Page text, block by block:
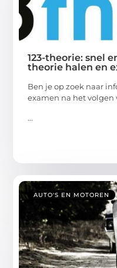
123-theorie: snel
theorie halen en
Ben je op zoek naar
examen na het volgen
...
AUTO'S EN MOTOREN